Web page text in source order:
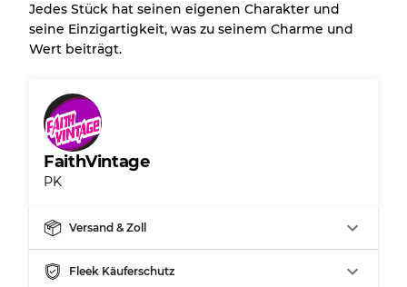
Note AFast neu, leichte Abnutzung
Note C
Aufteilung für gemischte Ratios
Note AB
70% A, 30% B
Jedes Stück hat seinen eigenen Charakter und
seine Einzigartigkeit, was zu seinem Charme und
Wert beiträgt.
FaithVintage
PK
Versand & Zoll
Fleek Käuferschutz